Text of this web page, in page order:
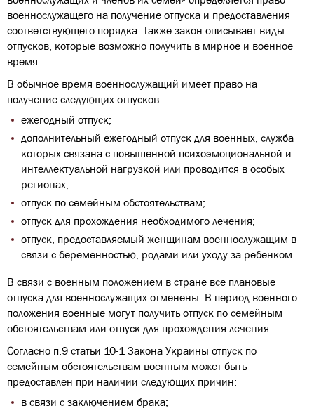
военнослужащего на получение отпуска и предоставления
соответствующего порядка. Также закон описывает виды
отпусков, которые возможно получить в мирное и военное
время.
В обычное время военнослужащий имеет право на
получение следующих отпусков:
ежегодный отпуск;
дополнительный ежегодный отпуск для военных, служба
которых связана с повышенной психоэмоциональной и
интеллектуальной нагрузкой или проводится в особых
регионах;
отпуск по семейным обстоятельствам;
отпуск для прохождения необходимого лечения;
отпуск, предоставляемый женщинам-военнослужащим в
связи с беременностью, родами или уходу за ребенком.
В связи с военным положением в стране все плановые
отпуска для военнослужащих отменены. В период военного
положения военные могут получить отпуск по семейным
обстоятельствам или отпуск для прохождения лечения.
Согласно п.9 статьи 10-1 Закона Украины отпуск по
семейным обстоятельствам военным может быть
предоставлен при наличии следующих причин:
в связи с заключением брака;